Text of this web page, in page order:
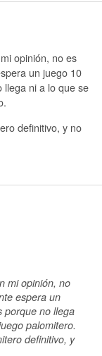
opinión, no es
un juego 10
llega ni a lo que se
definitivo, y no
mi opinión, no
espera un
porque no llega
palomitero.
definitivo, y